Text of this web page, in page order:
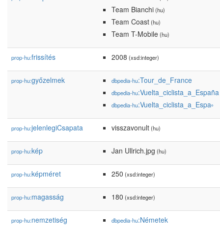
Team Bianchi(hu)
Team Coast(hu)
Team T-Mobile(hu)
prop-hu:frissítés 2008 (xsd:integer)
prop-hu:győzelmek dbpedia-hu:Tour_de_France
dbpedia-hu:Vuelta_ciclista_a_España
dbpedia-hu:Vuelta_ciclista_a_Espa༚
prop-hu:jelenlegiCsapata visszavonult(hu)
prop-hu:kép Jan Ullrich.jpg (hu)
prop-hu:képméret 250 (xsd:integer)
prop-hu:magasság 180 (xsd:integer)
prop-hu:nemzetiség dbpedia-hu:Németek